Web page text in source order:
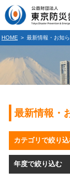
HOME > 最新情報・お知
最新情報・
カテゴリで絞り
年度で絞り込む